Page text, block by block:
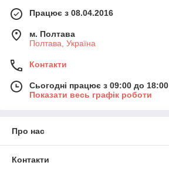
Працює з 08.04.2016
м. Полтава
Полтава, Україна
Контакти
Сьогодні працює з 09:00 до 18:00
Показати весь графік роботи
Про нас
Контакти